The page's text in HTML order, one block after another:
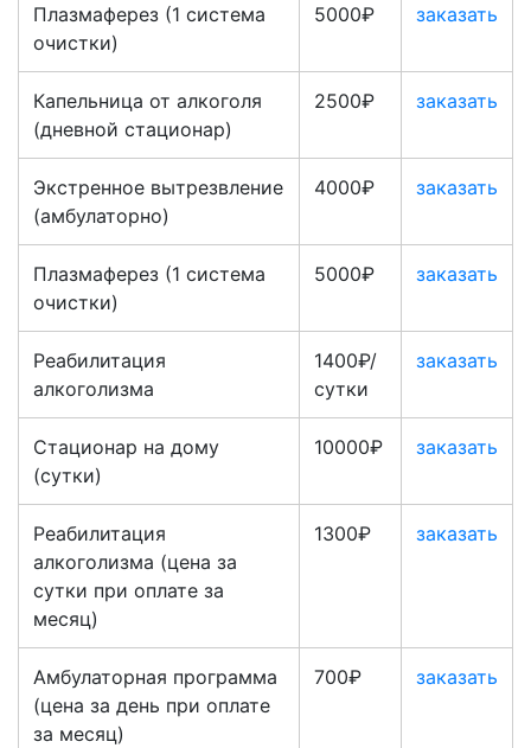
Плазмаферез (1 система
очистки)
5000₽ заказать
Капельница от алкоголя
(дневной стационар)
2500₽ заказать
Экстренное вытрезвление
(амбулаторно)
4000₽ заказать
Плазмаферез (1 система
очистки)
5000₽ заказать
Реабилитация
алкоголизма
1400₽/
сутки
заказать
Стационар на дому
(сутки)
10000₽ заказать
Реабилитация
алкоголизма (цена за
сутки при оплате за
месяц)
1300₽ заказать
Амбулаторная программа
(цена за день при оплате
за месяц)
700₽ заказать